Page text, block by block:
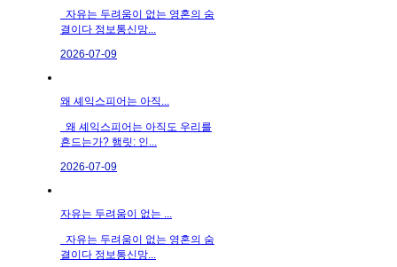
자유는 두려움이 없는 영혼의 숨
결이다 정보통신망...
2026-07-09
왜 셰익스피어는 아직...
왜 셰익스피어는 아직도 우리를
흔드는가? 햄릿: 인...
2026-07-09
자유는 두려움이 없는 ...
자유는 두려움이 없는 영혼의 숨
결이다 정보통신망...